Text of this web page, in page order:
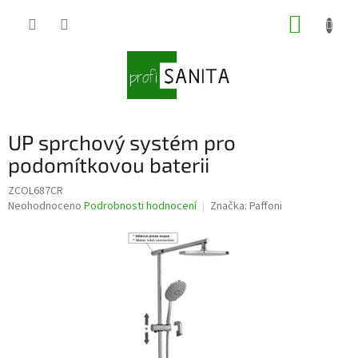
UP sprchový systém pro
podomítkovou baterii
ZCOL687CR
Průměrné
Neohodnoceno Podrobnosti hodnocení Značka: Paffoni